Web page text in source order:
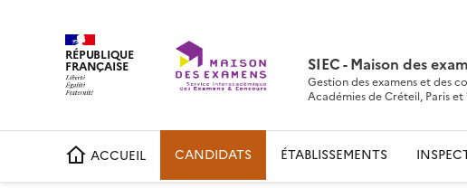
RÉPUBLIQUE
FRANÇAISE SIEC - Maison des
Gestion des examens et des
Académies de Créteil, Paris et
ACCUEIL CANDIDATS ÉTABLISSEMENTS